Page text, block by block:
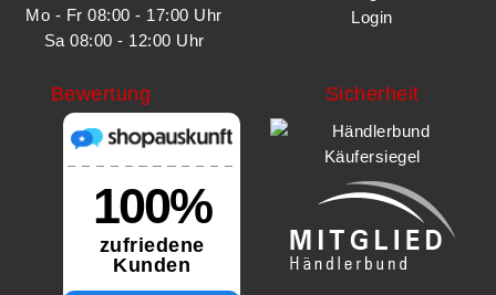
Mo - Fr 08:00 - 17:00 Uhr
Sa 08:00 - 12:00 Uhr
Login
Bewertung Sicherheit